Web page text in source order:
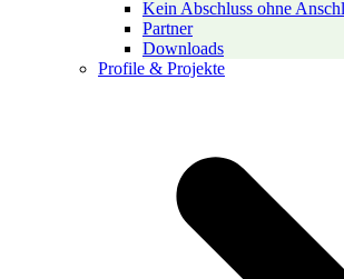
Kein Abschluss ohne
Partner
Downloads
Profile & Projekte